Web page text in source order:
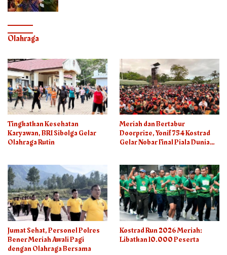
Olahraga
Tingkatkan Kesehatan
Karyawan, BRI Sibolga Gelar
Olahraga Rutin
Meriah dan Bertabur
Doorprize, Yonif 754 Kostrad
Gelar Nobar Final Piala Dunia
Jumat Sehat, Personel Polres
Bener Meriah Awali Pagi
dengan Olahraga Bersama
Kostrad Run 2026 Meriah:
Libatkan 10.000 Peserta